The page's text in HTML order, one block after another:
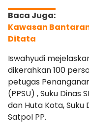
Kawasan
Ditata
Iswahyudi
dikerahkan 100
petugas
(PPSU) , Suku Dinas
dan Huta Kota, Suku
Satpol PP.